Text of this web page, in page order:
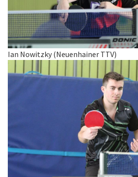
Ian Nowitzky (Neuenhainer TTV)